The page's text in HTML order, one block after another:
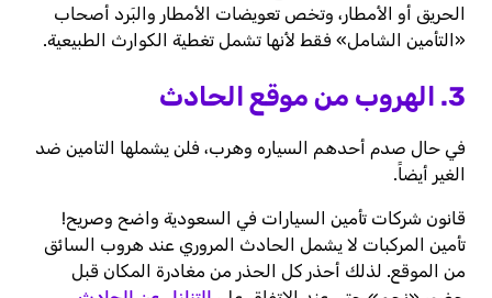
الحريق أو الأمطار، وتخص تعويضات الأمطار والبَرد أصحاب
«التأمين الشامل» فقط لأنها تشمل تغطية الكوارث الطبيعية.
3. الهروب من موقع الحادث
في حال صدم أحدهم السياره وهرب، فلن يشملها التامين ضد
الغير أيضاً.
قانون شركات تأمين السيارات في السعودية واضح وصريح!
تأمين المركبات لا يشمل الحادث المروري عند هروب السائق
من الموقع. لذلك أحذر كل الحذر من مغادرة المكان قبل